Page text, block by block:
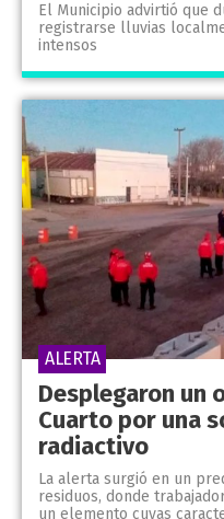
El Municipio advirtió que
registrarse lluvias
intensos
Desplegaron un
Cuarto por una
radiactivo
La alerta surgió en un
residuos, donde
un elemento cuyas
ALERTA